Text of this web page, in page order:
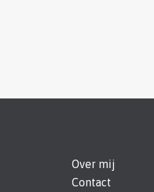
Over mij
Contact